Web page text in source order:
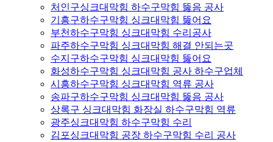
처인구싱크대막힘 하수구막힘 뚫음 공사
기흥구하수구막힘 싱크대막힘 뚫어요
부천하수구막힘 싱크대막힘 수리공사
파주하수구막힘 싱크대막힘 해결 안되는곳
수지구하수구막힘 싱크대막힘 뚫어요
화성하수구막힘 싱크대막힘 공사 하수구업체
시흥하수구막힘 싱크대막힘 역류 공사
송파구하수구막힘 싱크대막힘 뚫음 공사
상록구 싱크대막힘 화장실 하수구막힘 역류
광주싱크대막힘 하수구막힘 수리
김포싱크대막힘 공장 하수구막힘 수리 공사